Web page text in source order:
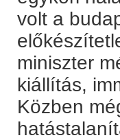
volt a
miniszter
kiállítás,
Közben